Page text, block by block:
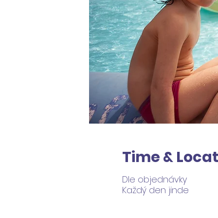
Time &
Dle objednávky
Každý den jinde